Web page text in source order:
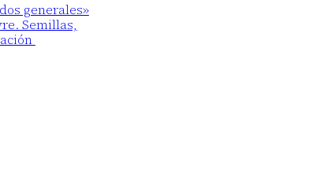
generales»
Semillas,